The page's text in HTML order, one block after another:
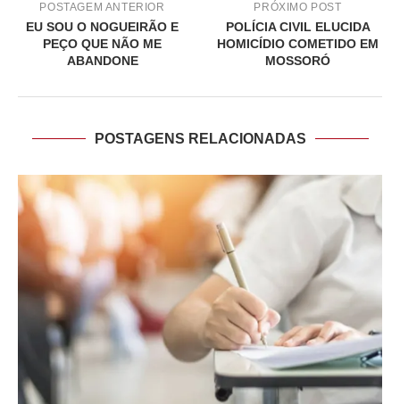
POSTAGEM ANTERIOR
EU SOU O NOGUEIRÃO E
PEÇO QUE NÃO ME
ABANDONE
PRÓXIMO POST
POLÍCIA CIVIL ELUCIDA
HOMICÍDIO COMETIDO EM
MOSSORÓ
POSTAGENS RELACIONADAS